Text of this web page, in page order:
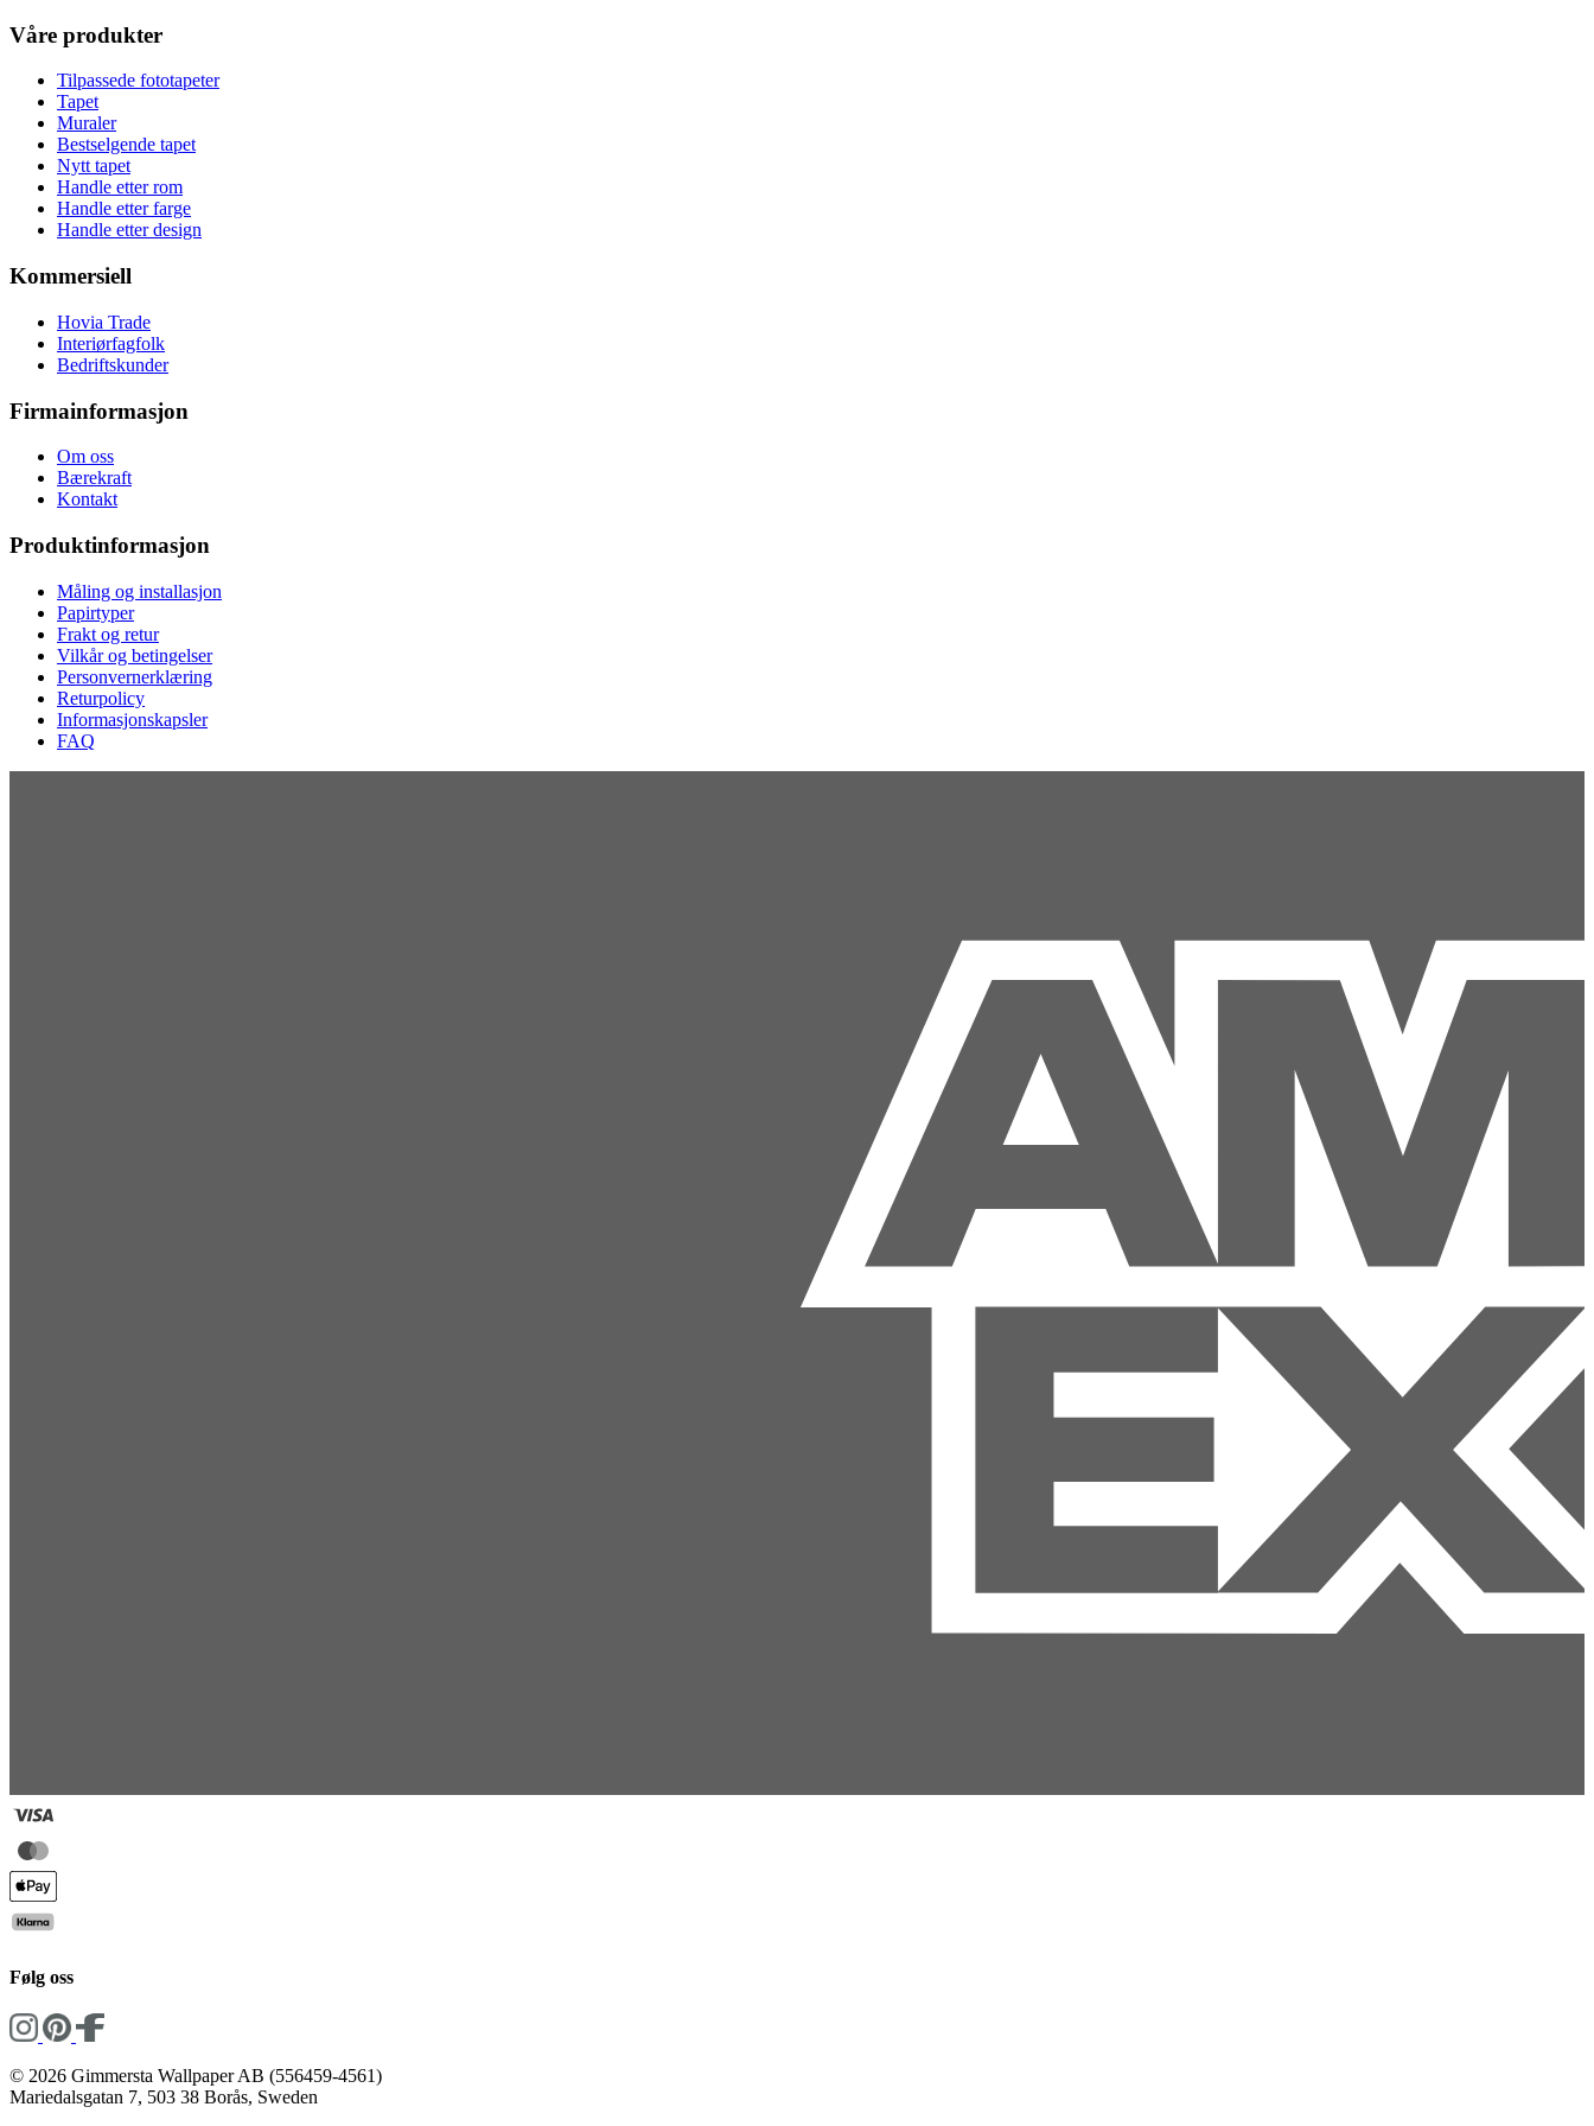
Våre produkter
Tilpassede fototapeter
Tapet
Muraler
Bestselgende tapet
Nytt tapet
Handle etter rom
Handle etter farge
Handle etter design
Kommersiell
Hovia Trade
Interiørfagfolk
Bedriftskunder
Firmainformasjon
Om oss
Bærekraft
Kontakt
Produktinformasjon
Måling og installasjon
Papirtyper
Frakt og retur
Vilkår og betingelser
Personvernerklæring
Returpolicy
Informasjonskapsler
FAQ
Følg oss
© 2026 Gimmersta Wallpaper AB (556459-4561)
Mariedalsgatan 7, 503 38 Borås, Sweden